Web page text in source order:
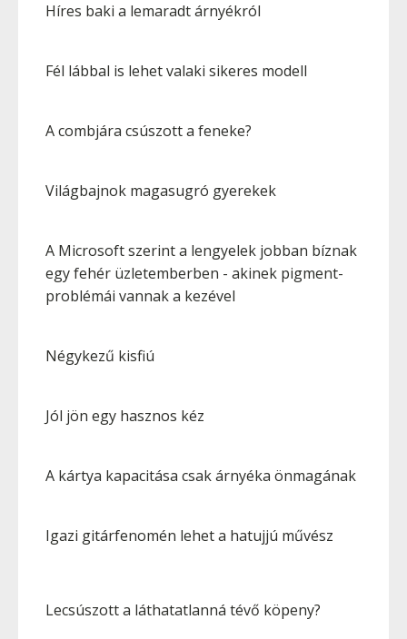
Híres baki a lemaradt árnyékról
Fél lábbal is lehet valaki sikeres modell
A combjára csúszott a feneke?
Világbajnok magasugró gyerekek
A Microsoft szerint a lengyelek jobban bíznak
egy fehér üzletemberben - akinek pigment-
problémái vannak a kezével
Négykezű kisfiú
Jól jön egy hasznos kéz
A kártya kapacitása csak árnyéka önmagának
Igazi gitárfenomén lehet a hatujjú művész
Lecsúszott a láthatatlanná tévő köpeny?